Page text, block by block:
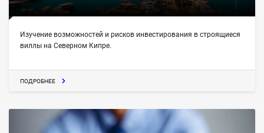
Изучение возможностей и рисков инвестирования в строящиеся
виллы на Северном Кипре.
ПОДРОБНЕЕ